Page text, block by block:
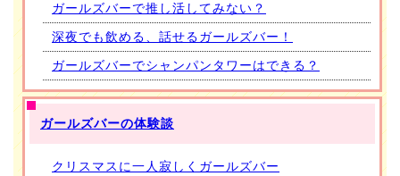
ガールズバーで推し活してみない？
深夜でも飲める、話せるガールズバー！
ガールズバーでシャンパンタワーはできる？
ガールズバーの体験談
クリスマスに一人寂しくガールズバー